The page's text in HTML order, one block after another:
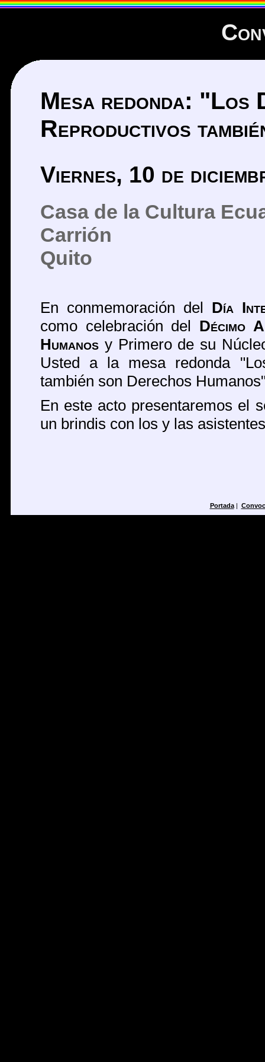
Mesa redonda: "Los
Reproductivos
Viernes, 10 de
Casa de la Cultura
Carrión
Quito
En conmemoración del Día
como celebración del Décimo
Humanos y Primero de su
Usted a la mesa redonda
también son Derechos
En este acto presentaremos el
un brindis con los y las
Portada|